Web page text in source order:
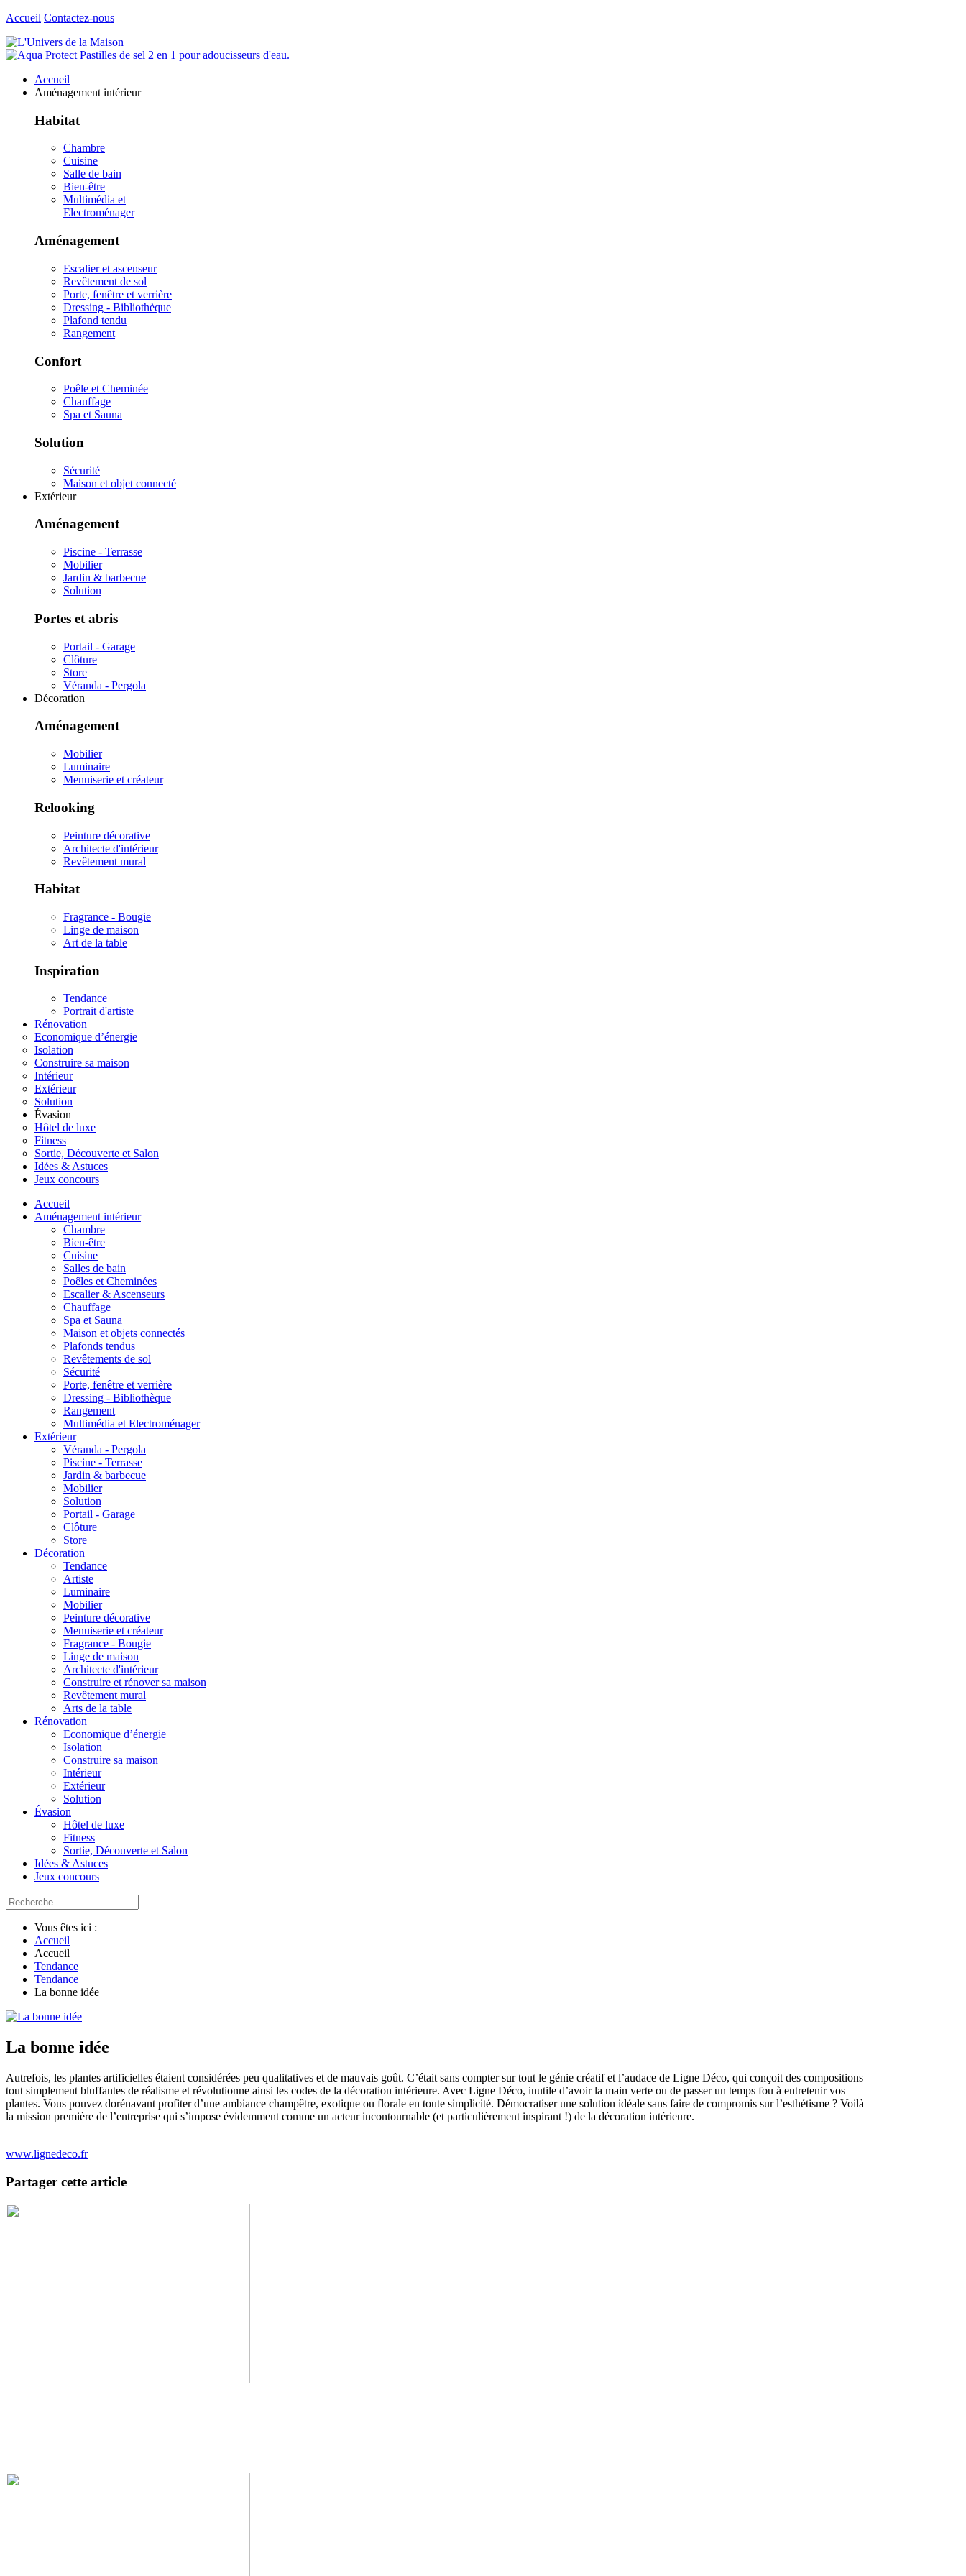
Accueil Contactez-nous
Accueil
Aménagement intérieur
Habitat
Chambre
Cuisine
Salle de bain
Bien-être
Multimédia et
Electroménager
Aménagement
Escalier et ascenseur
Revêtement de sol
Porte, fenêtre et verrière
Dressing - Bibliothèque
Plafond tendu
Rangement
Confort
Poêle et Cheminée
Chauffage
Spa et Sauna
Solution
Sécurité
Maison et objet connecté
Extérieur
Aménagement
Piscine - Terrasse
Mobilier
Jardin & barbecue
Solution
Portes et abris
Portail - Garage
Clôture
Store
Véranda - Pergola
Décoration
Aménagement
Mobilier
Luminaire
Menuiserie et créateur
Relooking
Peinture décorative
Architecte d'intérieur
Revêtement mural
Habitat
Fragrance - Bougie
Linge de maison
Art de la table
Inspiration
Tendance
Portrait d'artiste
Rénovation
Economique d’énergie
Isolation
Construire sa maison
Intérieur
Extérieur
Solution
Évasion
Hôtel de luxe
Fitness
Sortie, Découverte et Salon
Idées & Astuces
Jeux concours
Accueil
Aménagement intérieur
Chambre
Bien-être
Cuisine
Salles de bain
Poêles et Cheminées
Escalier & Ascenseurs
Chauffage
Spa et Sauna
Maison et objets connectés
Plafonds tendus
Revêtements de sol
Sécurité
Porte, fenêtre et verrière
Dressing - Bibliothèque
Rangement
Multimédia et Electroménager
Extérieur
Véranda - Pergola
Piscine - Terrasse
Jardin & barbecue
Mobilier
Solution
Portail - Garage
Clôture
Store
Décoration
Tendance
Artiste
Luminaire
Mobilier
Peinture décorative
Menuiserie et créateur
Fragrance - Bougie
Linge de maison
Architecte d'intérieur
Construire et rénover sa maison
Revêtement mural
Arts de la table
Rénovation
Economique d’énergie
Isolation
Construire sa maison
Intérieur
Extérieur
Solution
Évasion
Hôtel de luxe
Fitness
Sortie, Découverte et Salon
Idées & Astuces
Jeux concours
Vous êtes ici :
Accueil
Accueil
Tendance
Tendance
La bonne idée
La bonne idée
Autrefois, les plantes artificielles étaient considérées peu qualitatives et de mauvais goût. C’était sans compter sur tout le génie créatif et l’audace de Ligne Déco, qui conçoit des compositions
tout simplement bluffantes de réalisme et révolutionne ainsi les codes de la décoration intérieure. Avec Ligne Déco, inutile d’avoir la main verte ou de passer un temps fou à entretenir vos
plantes. Vous pouvez dorénavant profiter d’une ambiance champêtre, exotique ou florale en toute simplicité. Démocratiser une solution idéale sans faire de compromis sur l’esthétisme ? Voilà
la mission première de l’entreprise qui s’impose évidemment comme un acteur incontournable (et particulièrement inspirant !) de la décoration intérieure.
www.lignedeco.fr
Partager cette article